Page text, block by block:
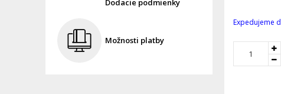
Dodacie podmienky
Možnosti platby
Expedujeme